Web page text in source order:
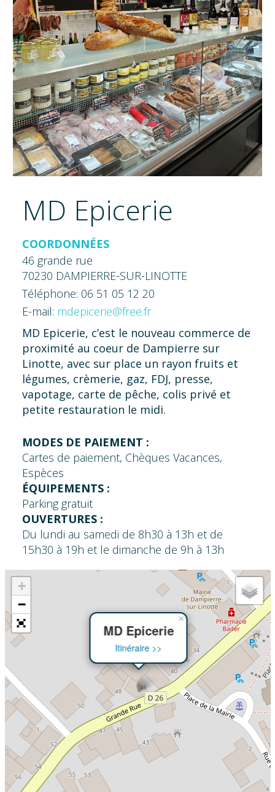
MD Epicerie
COORDONNÉES
46 grande rue
70230 DAMPIERRE-SUR-LINOTTE
Téléphone: 06 51 05 12 20
E-mail: mdepicerie@free.fr
MD Epicerie, c’est le nouveau commerce de
proximité au coeur de Dampierre sur
Linotte, avec sur place un rayon fruits et
légumes, crèmerie, gaz, FDJ, presse,
vapotage, carte de pêche, colis privé et
petite restauration le midi.
MODES DE PAIEMENT :
Cartes de paiement, Chèques Vacances,
Espèces
ÉQUIPEMENTS :
Parking gratuit
OUVERTURES :
Du lundi au samedi de 8h30 à 13h et de
15h30 à 19h et le dimanche de 9h à 13h
MD Epicerie
Itinéraire >>
×
+
−